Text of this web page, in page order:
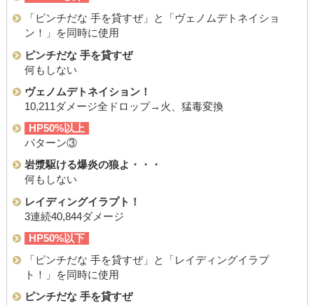
「ピンチだな 手を貸すぜ」と「ヴェノムデトネイショ
ン！」を同時に使用
ピンチだな 手を貸すぜ
何もしない
ヴェノムデトネイション！
10,211ダメージ全ドロップ→火、猛毒変換
HP50%以上
パターン③
岩漿駆ける爆炎の狼よ・・・
何もしない
レイディングイラプト！
3連続40,844ダメージ
HP50%以下
「ピンチだな 手を貸すぜ」と「レイディングイラプ
ト！」を同時に使用
ピンチだな 手を貸すぜ